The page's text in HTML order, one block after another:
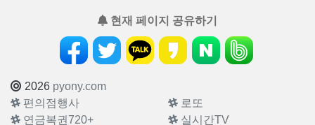
현재 페이지 공유하기
2026 pyony.com
편의점행사
로또
연금복권720+
실시간TV